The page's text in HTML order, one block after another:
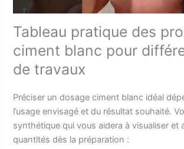
Tableau pratique des
ciment blanc pour
de travaux
Préciser un dosage ciment blanc idéal
l’usage envisagé et du résultat souhaité.
synthétique qui vous aidera à visualiser et
quantités dès la préparation :